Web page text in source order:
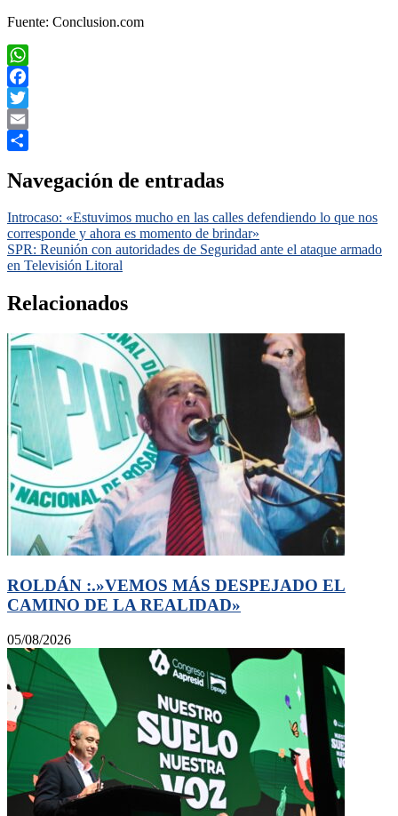
Fuente: Conclusion.com
WhatsApp
Facebook
Twitter
Email
Navegación de entradas
Introcaso: «Estuvimos mucho en las calles defendiendo lo que nos
corresponde y ahora es momento de brindar»
SPR: Reunión con autoridades de Seguridad ante el ataque armado
en Televisión Litoral
Relacionados
ROLDÁN :.»VEMOS MÁS DESPEJADO EL
CAMINO DE LA REALIDAD»
05/08/2026